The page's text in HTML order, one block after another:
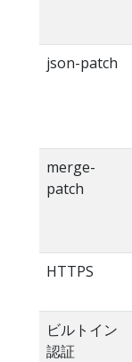
json-patch
merge-
patch
HTTPS
ビルトイン
認証